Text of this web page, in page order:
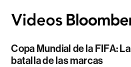
Copa Mundial de la FIFA: La
batalla de las marcas